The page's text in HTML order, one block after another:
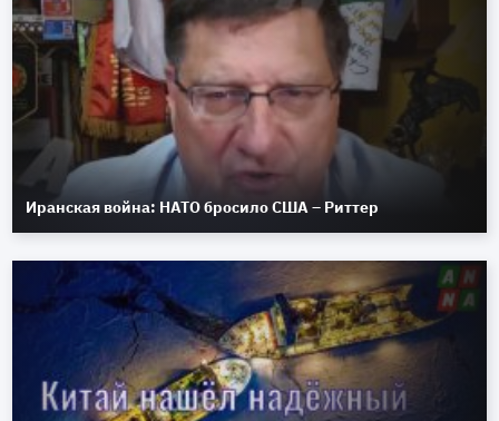
Иранская война: НАТО бросило США – Риттер